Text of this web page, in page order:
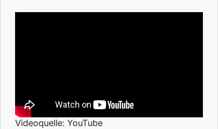
Videoquelle: YouTube